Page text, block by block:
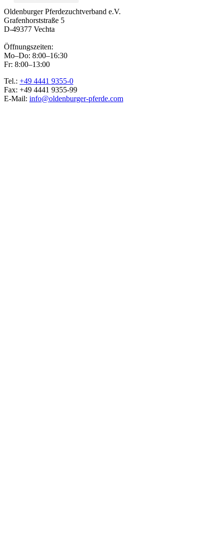
Oldenburger Pferdezuchtverband e.V.
Grafenhorststraße 5
D-49377 Vechta
Öffnungszeiten:
Mo–Do: 8:00–16:30
Fr: 8:00–13:00
Tel.: +49 4441 9355-0
Fax: +49 4441 9355-99
E-Mail: info@oldenburger-pferde.com